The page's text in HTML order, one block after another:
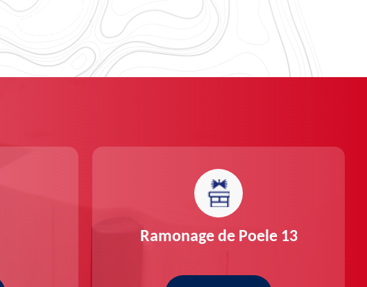
Ramonage de Poele 13